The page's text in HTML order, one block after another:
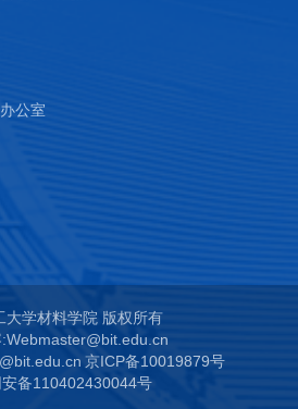
公室
大学材料学院 版权所有
:Webmaster@bit.edu.cn
京ICP备10019879号
备110402430044号